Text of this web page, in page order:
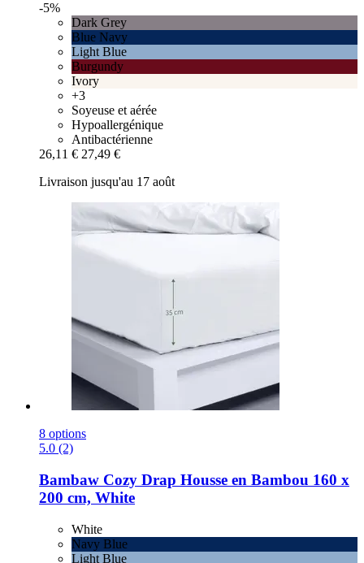
-5%
Dark Grey
Blue Navy
Light Blue
Burgundy
Ivory
+3
Soyeuse et aérée
Hypoallergénique
Antibactérienne
26,11 € 27,49 €
Livraison jusqu'au 17 août
8 options
5.0 (2)
Bambaw Cozy Drap Housse en Bambou 160 x
200 cm, White
White
Navy Blue
Light Blue